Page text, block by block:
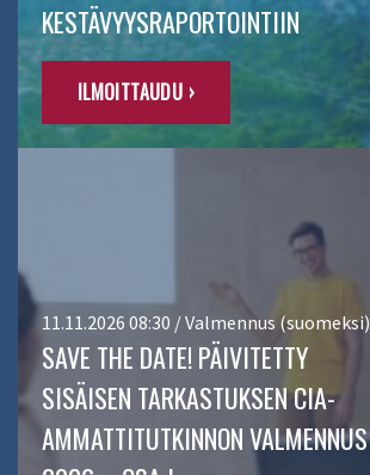
KESTÄVYYSRAPORTOINTIIN
ILMOITTAUDU ›
11.11.2026 08:30 / Valmennus (suomeksi)
SAVE THE DATE! PÄIVITETTY
SISÄISEN TARKASTUKSEN CIA-
AMMATTITUTKINNON VALMENNUS